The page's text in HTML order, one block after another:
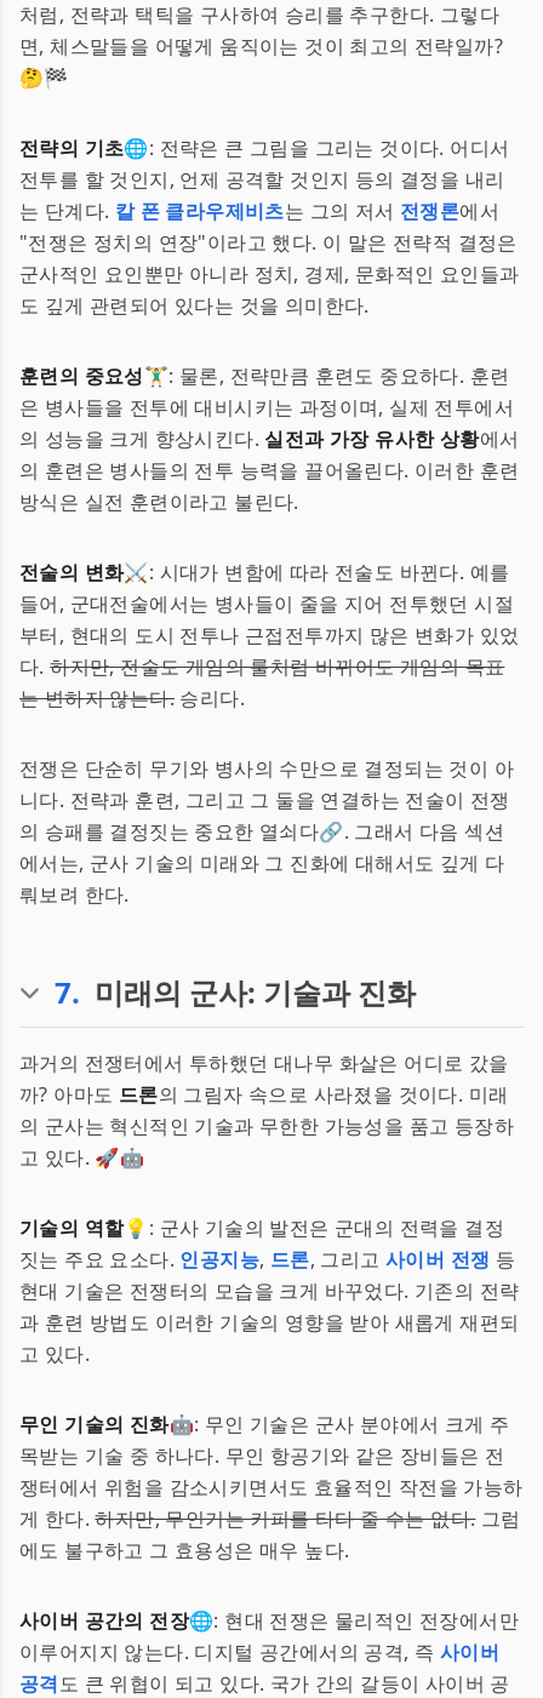
처럼, 전략과 택틱을 구사하여 승리를 추구한다. 그렇다
면, 체스말들을 어떻게 움직이는 것이 최고의 전략일까?
🤔🏁
전략의 기초🌐: 전략은 큰 그림을 그리는 것이다. 어디서
전투를 할 것인지, 언제 공격할 것인지 등의 결정을 내리
는 단계다. 칼 폰 클라우제비츠는 그의 저서 전쟁론에서
"전쟁은 정치의 연장"이라고 했다. 이 말은 전략적 결정은
군사적인 요인뿐만 아니라 정치, 경제, 문화적인 요인들과
도 깊게 관련되어 있다는 것을 의미한다.
훈련의 중요성🏋️‍♂️: 물론, 전략만큼 훈련도 중요하다. 훈련
은 병사들을 전투에 대비시키는 과정이며, 실제 전투에서
의 성능을 크게 향상시킨다. 실전과 가장 유사한 상황에서
의 훈련은 병사들의 전투 능력을 끌어올린다. 이러한 훈련
방식은 실전 훈련이라고 불린다.
전술의 변화⚔️: 시대가 변함에 따라 전술도 바뀐다. 예를
들어, 군대전술에서는 병사들이 줄을 지어 전투했던 시절
부터, 현대의 도시 전투나 근접전투까지 많은 변화가 있었
다.하지만, 전술도 게임의 룰처럼 바뀌어도 게임의 목표
는 변하지 않는다. 승리다.
전쟁은 단순히 무기와 병사의 수만으로 결정되는 것이 아
니다. 전략과 훈련, 그리고 그 둘을 연결하는 전술이 전쟁
의 승패를 결정짓는 중요한 열쇠다🔗. 그래서 다음 섹션
에서는, 군사 기술의 미래와 그 진화에 대해서도 깊게 다
뤄보려 한다.
7. 미래의 군사: 기술과 진화
과거의 전쟁터에서 투하했던 대나무 화살은 어디로 갔을
까? 아마도 드론의 그림자 속으로 사라졌을 것이다. 미래
의 군사는 혁신적인 기술과 무한한 가능성을 품고 등장하
고 있다. 🚀🤖
기술의 역할💡: 군사 기술의 발전은 군대의 전력을 결정
짓는 주요 요소다. 인공지능, 드론, 그리고사이버 전쟁 등
현대 기술은 전쟁터의 모습을 크게 바꾸었다. 기존의 전략
과 훈련 방법도 이러한 기술의 영향을 받아 새롭게 재편되
고 있다.
무인 기술의 진화🤖: 무인 기술은 군사 분야에서 크게 주
목받는 기술 중 하나다. 무인 항공기와 같은 장비들은 전
쟁터에서 위험을 감소시키면서도 효율적인 작전을 가능하
게 한다.하지만, 무인기는 커피를 타다 줄 수는 없다.그럼
에도 불구하고 그 효용성은 매우 높다.
사이버 공간의 전장🌐: 현대 전쟁은 물리적인 전장에서만
이루어지지 않는다. 디지털 공간에서의 공격, 즉 사이버
공격도 큰 위협이 되고 있다. 국가 간의 갈등이 사이버 공